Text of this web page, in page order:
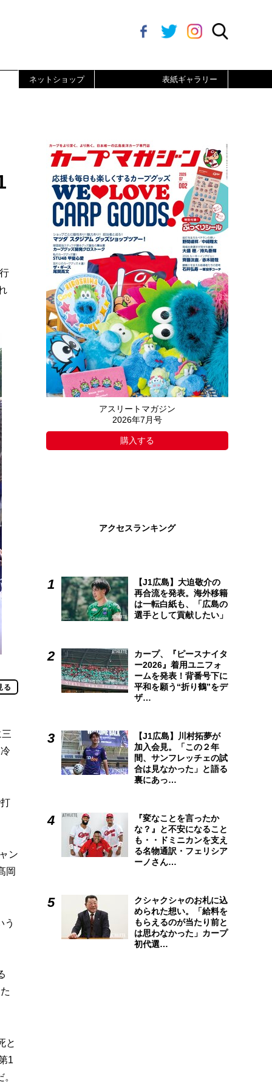
ネットショップ 表紙ギャラリー
る
ン
岡
う
と
1
アスリートマガジン
2026年7月号
購入する
アクセスランキング
【J1広島】大迫敬介の
再合流を発表。海外移籍
は一転白紙も、「広島の
選手として貢献したい」
カープ、『ピースナイタ
ー2026』着用ユニフォ
ームを発表！背番号下に
平和を願う“折り鶴”をデ
ザ…
【J1広島】川村拓夢が
加入会見。「この２年
間、サンフレッチェの試
合は見なかった」と語る
裏にあっ…
『変なことを言ったか
な？』と不安になること
も・・ドミニカンを支え
る名物通訳・フェリシア
ーノさん…
クシャクシャのお札に込
められた想い。「給料を
もらえるのが当たり前と
は思わなかった」カープ
初代選…